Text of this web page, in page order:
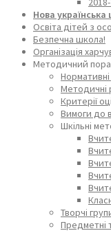
Нова українська
Освіта дітей з
Безпечна школа!
Організація
Методичний
Методичні
Критерії
Вимоги до
Шкільні
Творчі
Предметні